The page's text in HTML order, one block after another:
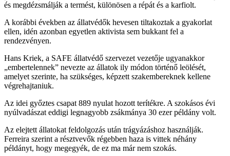
és megdézsmálják a termést, különösen a répát és a karfiolt.
A korábbi években az állatvédők hevesen tiltakoztak a gyakorlat
ellen, idén azonban egyetlen aktivista sem bukkant fel a
rendezvényen.
Hans Kriek, a SAFE állatvédő szervezet vezetője ugyanakkor
„embertelennek” nevezte az állatok ily módon történő leölését,
amelyet szerinte, ha szükséges, képzett szakembereknek kellene
végrehajtaniuk.
Az idei győztes csapat 889 nyulat hozott terítékre. A szokásos évi
nyúlvadászat eddigi legnagyobb zsákmánya 30 ezer példány volt.
Az elejtett állatokat feldolgozás után trágyázáshoz használják.
Ferreira szerint a résztvevők régebben haza is vittek néhány
példányt, hogy megegyék, de ez ma már nem szokás.